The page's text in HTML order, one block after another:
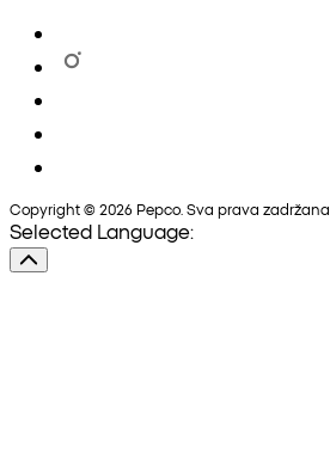
Copyright © 2026 Pepco. Sva prava zadržana.
Selected Language: